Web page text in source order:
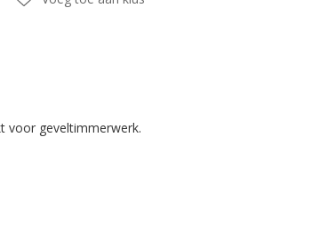
voor geveltimmerwerk.